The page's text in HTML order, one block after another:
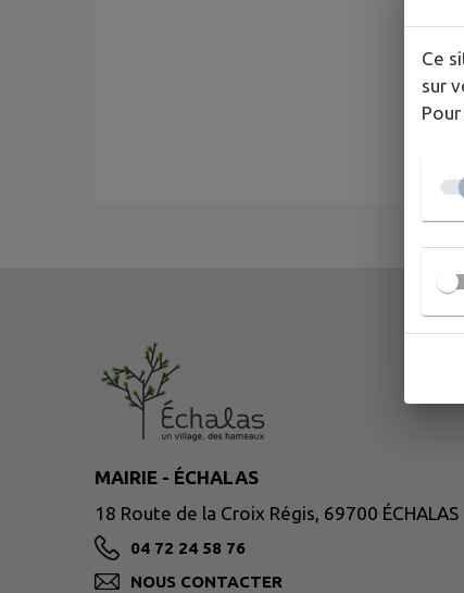
MAIRIE - ÉCHALAS
18 Route de la Croix Régis, 69700 ÉCHALAS
04 72 24 58 76
NOUS CONTACTER
Ce
sur